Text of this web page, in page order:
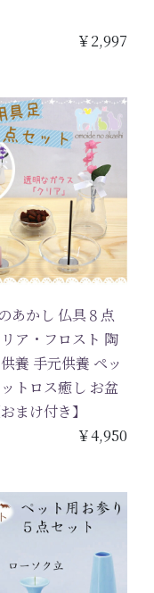
￥2,997
あかし 仏具８点
ア・フロスト 陶
養 手元供養 ペッ
トロス癒し お盆
まけ付き】
￥4,950